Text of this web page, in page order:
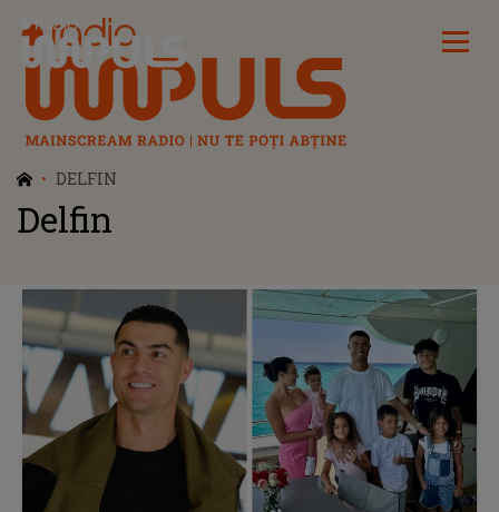
Radio Impuls
DELFIN
Delfin